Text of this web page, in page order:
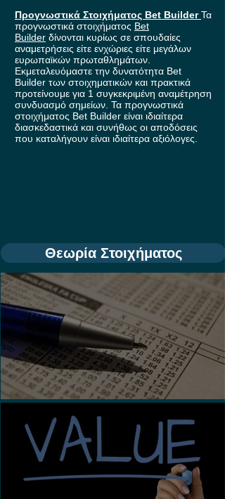
Προγνωστικά Στοιχήματος Bet BuilderΤα
προγνωστικά στοιχήματος Bet
Builder δίνονται κυρίως σε σπουδαίες
αναμετρήσεις είτε ενχώριες είτε μεγάλων
ευρωπαϊκών πρωταθλημάτων.
Εκμεταλευόμαστε την δυνατότητα Bet
Builder των στοιχηματικών και πρακτικά
προτείνουμε για 1 συγκεκριμένη αναμέτρηση
συνδυασμό σημείων. Τα προγνωστικά
στοιχήματος Bet Builder είναι ιδιαίτερα
διασκεδαστικά και συνήθως οι αποδόσεις
που καταλήγουν είναι ιδιαίτερα αξιόλογες.
Θεωρία Στοιχήματος
Τι είναι τα Ασιατικά Χάντικαπ;